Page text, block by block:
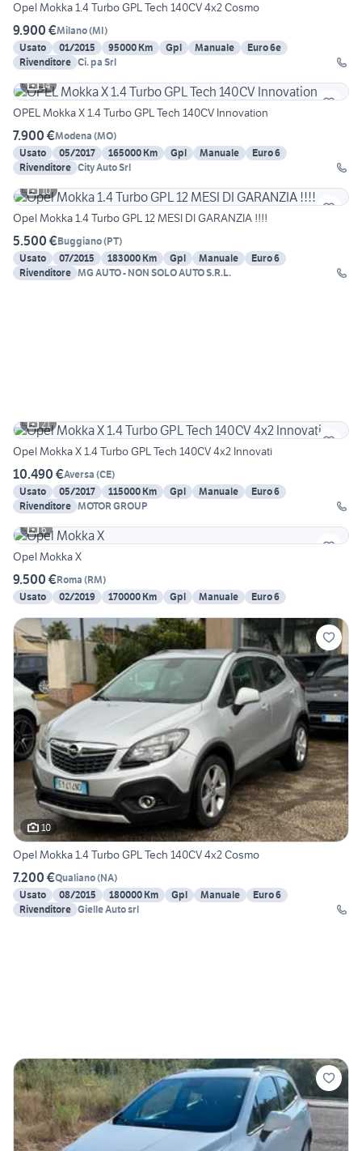
Opel Mokka 1.4 Turbo GPL Tech 140CV 4x2 Cosmo
9.900 €Milano(MI)
Usato
01/2015 95000 Km Gpl Manuale
Euro 6e
Rivenditore Ci. pa Srl
14
OPEL Mokka X 1.4 Turbo GPL Tech 140CV Innovation
7.900 €Modena (MO)
Usato
05/2017 165000 Km Gpl Manuale
Euro 6
Rivenditore City Auto Srl
10
Opel Mokka 1.4 Turbo GPL 12 MESI DI GARANZIA !!!!
5.500 €Buggiano(PT)
Usato
07/2015 183000 Km Gpl Manuale
Euro 6
Rivenditore MG AUTO - NON SOLO AUTO S.R.L.
21
Opel Mokka X 1.4 Turbo GPL Tech 140CV 4x2 Innovati
10.490 €Aversa (CE)
Usato
05/2017 115000 Km Gpl Manuale
Euro 6
Rivenditore MOTOR GROUP
6
Opel Mokka X
9.500 €Roma (RM)
Usato
02/2019 170000 Km Gpl Manuale Euro 6
10
Opel Mokka 1.4 Turbo GPL Tech 140CV 4x2 Cosmo
7.200 €Qualiano(NA)
Usato
08/2015 180000 Km Gpl Manuale
Euro 6
Rivenditore Gielle Auto srl